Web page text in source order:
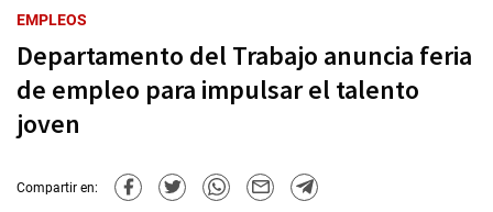
EMPLEOS
Departamento del Trabajo anuncia feria
de empleo para impulsar el talento
joven
Compartir en: